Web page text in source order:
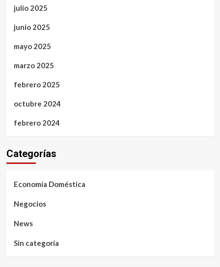
julio 2025
junio 2025
mayo 2025
marzo 2025
febrero 2025
octubre 2024
febrero 2024
Categorías
Economía Doméstica
Negocios
News
Sin categoría